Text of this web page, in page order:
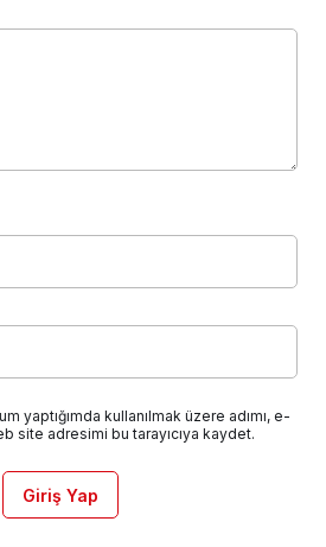
yaptığımda kullanılmak üzere adımı, e-
site adresimi bu tarayıcıya kaydet.
Giriş Yap